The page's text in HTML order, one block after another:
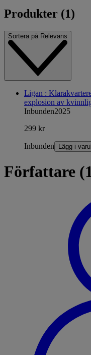
Produkter (1)
Sortera på Relevans
Ligan :
explosion av
Inbunden2025
299 kr
Inbunden Lägg i
Författare